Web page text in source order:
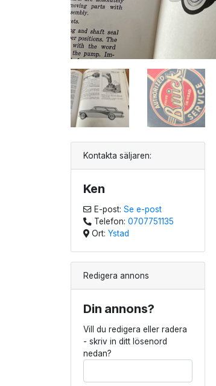
Kontakta säljaren:
Ken
E-post: Se e-post
Telefon: 0707751135
Ort: Ystad
Redigera annons
Din annons?
Vill du redigera eller radera
- skriv in ditt lösenord
nedan?